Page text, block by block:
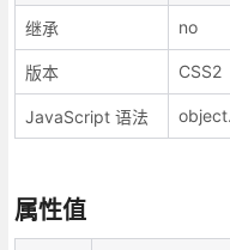
继承 no
版本 CSS2
JavaScript 语法
属性值